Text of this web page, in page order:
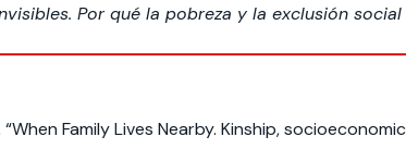
Por qué la pobreza y la exclusión
“When Family Lives Nearby. Kinship,